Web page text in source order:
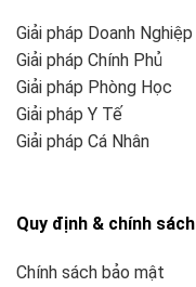
Giải pháp Doanh Nghiệp
Giải pháp Chính Phủ
Giải pháp Phòng Học
Giải pháp Y Tế
Giải pháp Cá Nhân
Quy định & chính sách
Chính sách bảo mật